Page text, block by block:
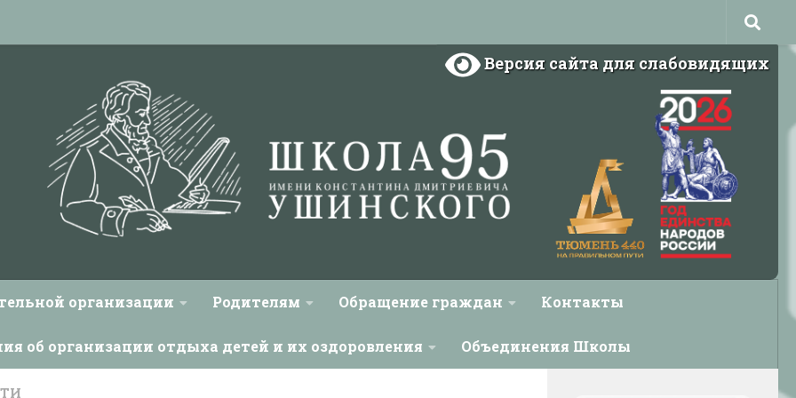
Версия сайта для слабовидящих
организации Родителям Обращение граждан Контакты
об организации отдыха детей и их оздоровления Объединения Школы